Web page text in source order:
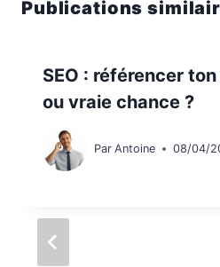
Publications
SEO : référencer
ou vraie chance ?
Par Antoine 08/04/